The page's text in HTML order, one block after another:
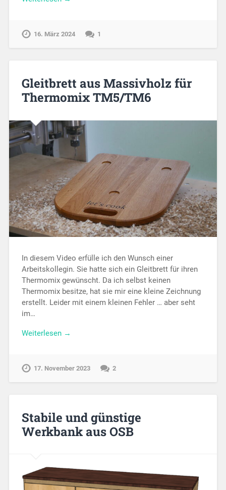
16. März 2024 1
Gleitbrett aus Massivholz für
Thermomix TM5/TM6
In diesem Video erfülle ich den Wunsch einer
Arbeitskollegin. Sie hatte sich ein Gleitbrett für ihren
Thermomix gewünscht. Da ich selbst keinen
Thermomix besitze, hat sie mir eine kleine Zeichnung
erstellt. Leider mit einem kleinen Fehler … aber seht
im…
Weiterlesen →
17. November 2023 2
Stabile und günstige
Werkbank aus OSB